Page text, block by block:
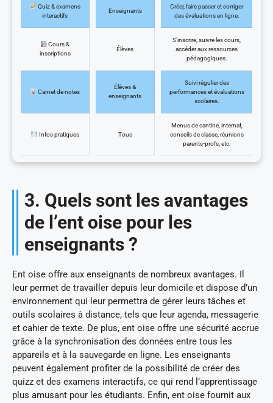
Quiz & examens
interactifs
Enseignants
Créer, faire passer et corriger
des évaluations en ligne.
Cours &
inscriptions
Élèves
S’inscrire, suivre les cours,
accéder aux ressources
pédagogiques.
Carnet de notes
Élèves &
enseignants
Suivi régulier des
performances et évaluations
scolaires.
Infos pratiques Tous
Menus de cantine, internat,
conseils de classe, réunions
parents-profs, etc.
3. Quels sont les avantages
de l’ent oise pour les
enseignants ?
Ent oise offre aux enseignants de nombreux avantages. Il
leur permet de travailler depuis leur domicile et dispose d’un
environnement qui leur permettra de gérer leurs tâches et
outils scolaires à distance, tels que leur agenda, messagerie
et cahier de texte. De plus, ent oise offre une sécurité accrue
grâce à la synchronisation des données entre tous les
appareils et à la sauvegarde en ligne. Les enseignants
peuvent également profiter de la possibilité de créer des
quizz et des examens interactifs, ce qui rend l’apprentissage
plus amusant pour les étudiants. Enfin, ent oise fournit aux